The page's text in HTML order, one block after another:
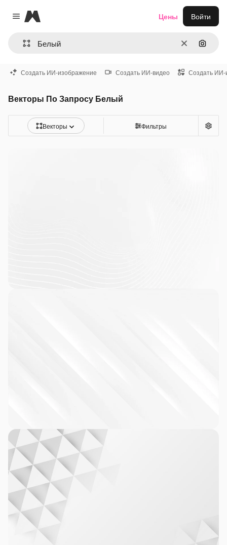
Close menu
Magnific
ОчиститьПоиск
Цены Войти
Создать ИИ-изображение Создать ИИ-видео Создать ИИ-
Векторы По Запросу Белый
Векторы Фильтры